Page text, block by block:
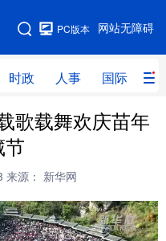
网站无障碍
PC版本
时政 人事 国际 财
时政 人事
网评
量子 体育
歌载舞欢庆苗年
节
来源： 新华网